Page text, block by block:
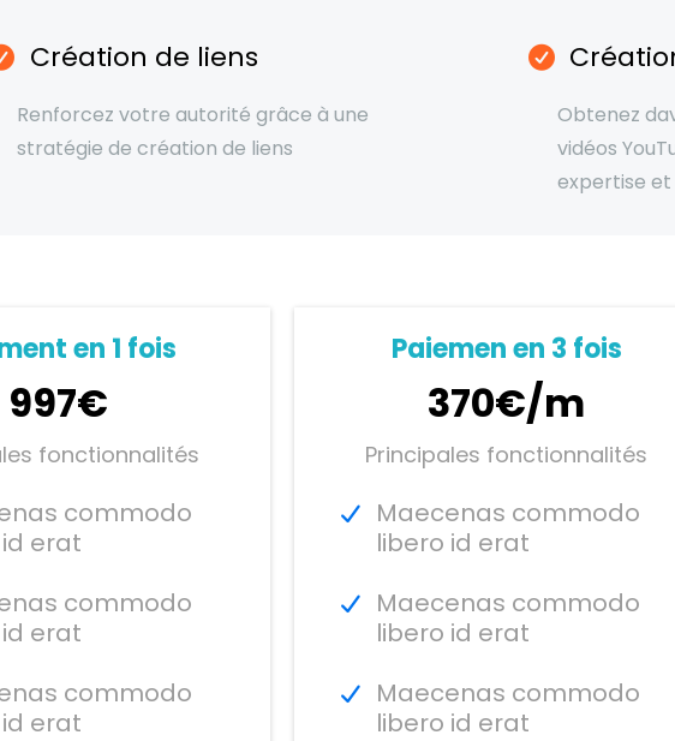
Création de liens
Renforcez votre autorité grâce à une
stratégie de création de liens
Obtenez
vidéos
expertise
en 1 fois
997€
fonctionnalités
commodo
erat
commodo
erat
commodo
erat
Paiemen en 3 fois
370€/m
Principales fonctionnalités
Maecenas commodo
libero id erat
Maecenas commodo
libero id erat
Maecenas commodo
libero id erat